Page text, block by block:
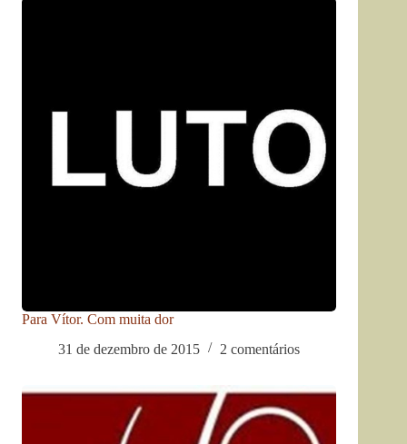
Para Vítor. Com muita dor
31 de dezembro de 2015
2 comentários